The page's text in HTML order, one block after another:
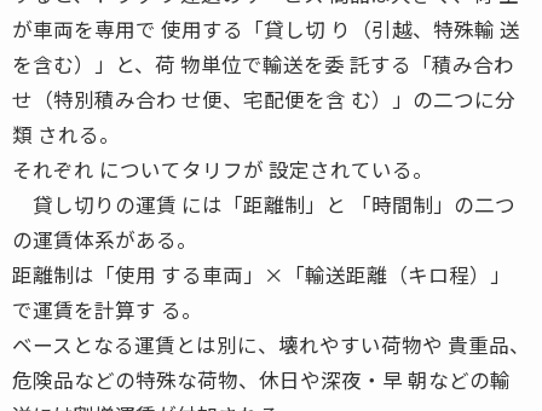
が車両を専用で 使用する「貸し切 り（引越、特殊輸 送
を含む）」と、荷 物単位で輸送を委 託する「積み合わ
せ（特別積み合わ せ便、宅配便を含 む）」の二つに分
類 される。
それぞれ についてタリフが 設定されている。
貸し切りの運賃 には「距離制」と 「時間制」の二つ
の運賃体系がある。
距離制は「使用 する車両」×「輸送距離（キロ程）」
で運賃を計算す る。
ベースとなる運賃とは別に、壊れやすい荷物や 貴重品、
危険品などの特殊な荷物、休日や深夜・早 朝などの輸